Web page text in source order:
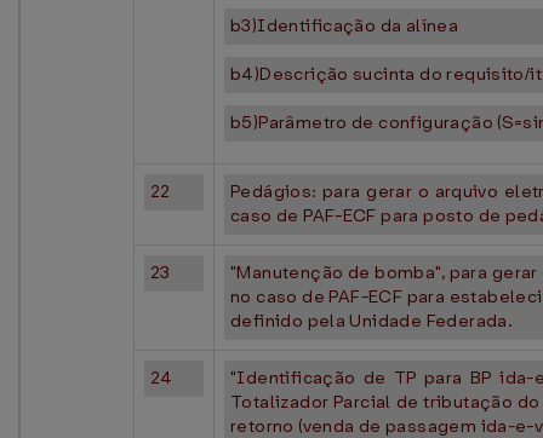
b3)Identificação da alínea
b4)Descrição sucinta do requisito/
b5)Parâmetro de configuração
22
Pedágios: para gerar o arquivo
caso de PAF-ECF para posto de
23
"Manutenção de bomba", para
no caso de PAF-ECF para
definido pela Unidade Federada.
24
"Identificação de TP para BP
Totalizador Parcial de tributação
retorno (venda de passagem ida-